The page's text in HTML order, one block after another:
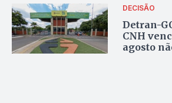
DECISÃO
Detran-
CNH
agosto